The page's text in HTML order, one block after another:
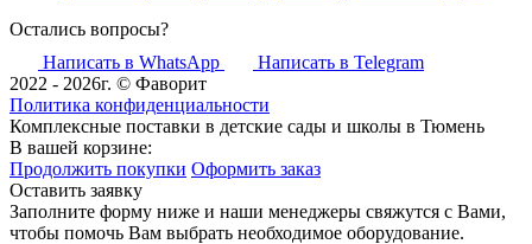
Остались вопросы?
Написать в WhatsApp
Написать в Telegram
2022 - 2026г. © Фаворит
Политика конфиденциальности
Комплексные поставки в детские сады и школы в Тюмень
В вашей корзине:
Продолжить покупки Оформить заказ
Оставить заявку
Заполните форму ниже и наши менеджеры свяжутся с Вами,
чтобы помочь Вам выбрать необходимое оборудование.